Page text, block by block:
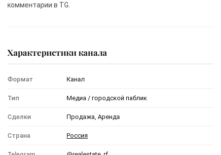
комментарии в TG.
Характеристики канала
Формат Канал
Тип Медиа / городской паблик
Сделки Продажа, Аренда
Страна Россия